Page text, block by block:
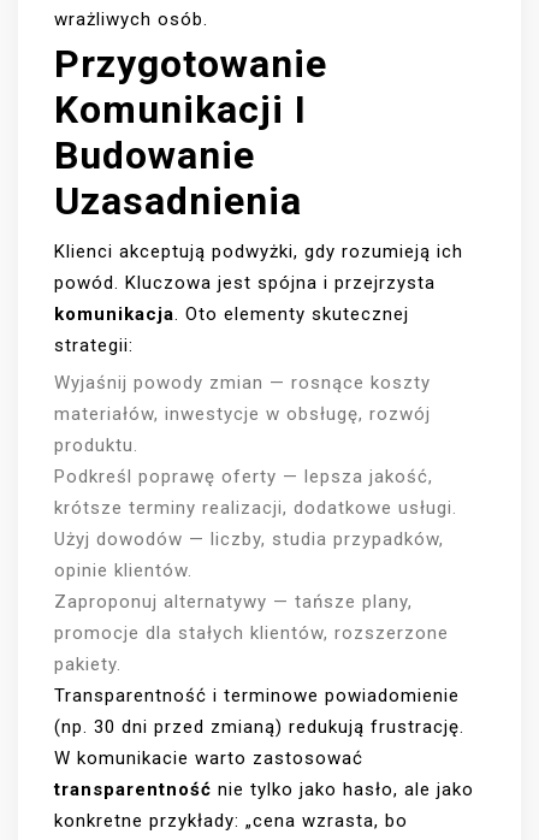
wrażliwych osób.
Przygotowanie
Komunikacji I
Budowanie
Uzasadnienia
Klienci akceptują podwyżki, gdy rozumieją ich
powód. Kluczowa jest spójna i przejrzysta
komunikacja. Oto elementy skutecznej
strategii:
Wyjaśnij powody zmian — rosnące koszty
materiałów, inwestycje w obsługę, rozwój
produktu.
Podkreśl poprawę oferty — lepsza jakość,
krótsze terminy realizacji, dodatkowe usługi.
Użyj dowodów — liczby, studia przypadków,
opinie klientów.
Zaproponuj alternatywy — tańsze plany,
promocje dla stałych klientów, rozszerzone
pakiety.
Transparentność i terminowe powiadomienie
(np. 30 dni przed zmianą) redukują frustrację.
W komunikacie warto zastosować
transparentność nie tylko jako hasło, ale jako
konkretne przykłady: „cena wzrasta, bo